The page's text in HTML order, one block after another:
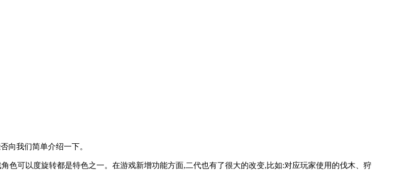
向我们简单介绍一下。
色可以度旋转都是特色之一。在游戏新增功能方面,二代也有了很大的改变,比如:对应玩家使用的伐木、狩